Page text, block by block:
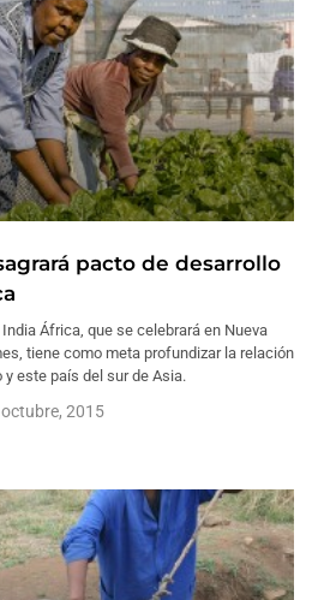
pacto de desarrollo
África, que se celebrará en Nueva
tiene como meta profundizar la relación
este país del sur de Asia.
2015